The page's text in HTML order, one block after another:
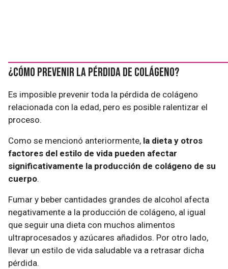
¿Cómo prevenir la pérdida de colágeno?
Es imposible prevenir toda la pérdida de colágeno
relacionada con la edad, pero es posible ralentizar el
proceso.
Como se mencionó anteriormente, la dieta y otros
factores del estilo de vida pueden afectar
significativamente la producción de colágeno de su
cuerpo.
Fumar y beber cantidades grandes de alcohol afecta
negativamente a la producción de colágeno, al igual
que seguir una dieta con muchos alimentos
ultraprocesados ​​y azúcares añadidos. Por otro lado,
llevar un estilo de vida saludable va a retrasar dicha
pérdida.